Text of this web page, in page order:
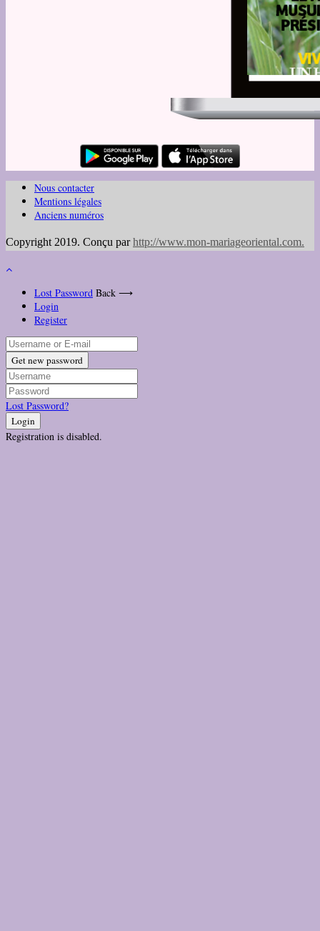
Nous contacter
Mentions légales
Anciens numéros
Copyright 2019. Conçu parhttp://www.mon-mariageoriental.com.
Lost Password Back ⟶
Login
Register
Get new password
Lost Password?
Login
Registration is disabled.